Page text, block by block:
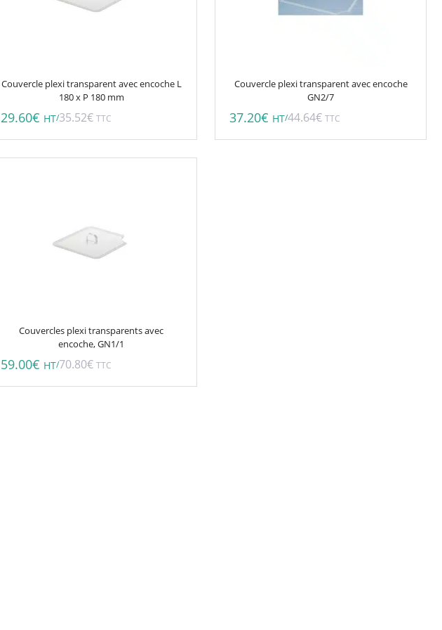
Couvercle plexi transparent avec encoche L
180 x P 180 mm
29.60€ HT/35.52€ TTC
Couvercle plexi transparent avec encoche
GN2/7
37.20€ HT/44.64€ TTC
Couvercles plexi transparents avec
encoche, GN1/1
59.00€ HT/70.80€ TTC